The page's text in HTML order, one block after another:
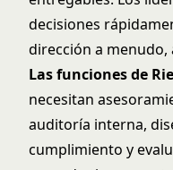
decisiones
dirección a
Las funciones de
necesitan
auditoría interna,
cumplimiento y